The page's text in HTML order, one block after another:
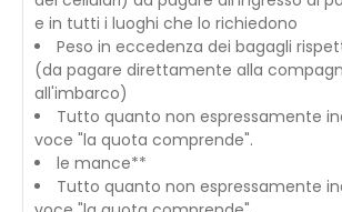
e in tutti i luoghi che lo richiedono
Peso in eccedenza dei bagagli
(da pagare direttamente alla
all'imbarco)
Tutto quanto non espressamente
voce "la quota comprende".
le mance**
Tutto quanto non espressamente